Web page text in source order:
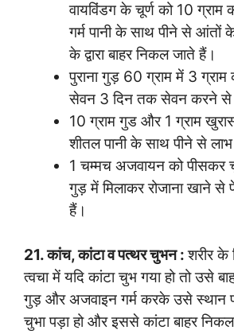
वायविंडग के चूर्ण को 10 ग्राम
गर्म पानी के साथ पीने से
के द्वारा बाहर निकल जाते हैं।
पुराना गुड़ 60 ग्राम में 3 ग्राम
सेवन 3 दिन तक सेवन करने से
10 ग्राम गुड और 1 ग्राम
शीतल पानी के साथ पीने से लाभ
1 चम्मच अजवायन को पीसकर
गुड़ में मिलाकर रोजाना खाने
हैं।
21. कांच, कांटा व पत्थर चुभन :शरीर के
त्वचा में यदि कांटा चुभ गया हो तो उसे
गुड़ और अजवाइन गर्म करके उसे स्थान
चुभा पड़ा हो और इससे कांटा बाहर निकल